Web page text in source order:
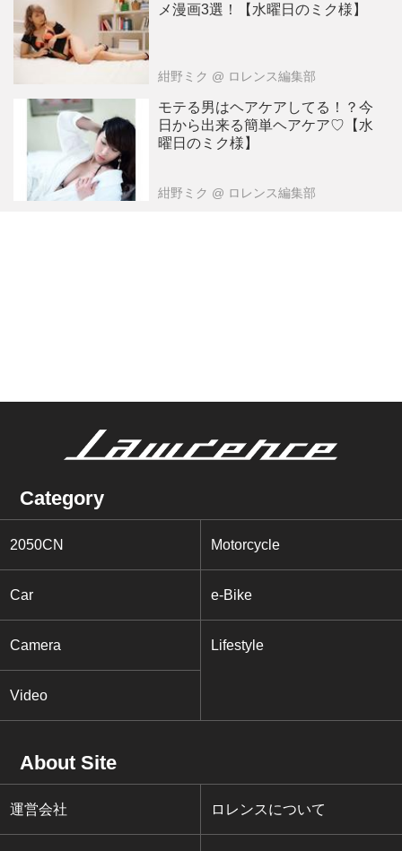
メ漫画3選！【水曜日のミク様】
紺野ミク @ ロレンス編集部
モテる男はヘアケアしてる！？今
日から出来る簡単ヘアケア♡【水
曜日のミク様】
紺野ミク @ ロレンス編集部
Category
2050CN Motorcycle
Car e-Bike
Camera Lifestyle
Video
About Site
運営会社 ロレンスについて